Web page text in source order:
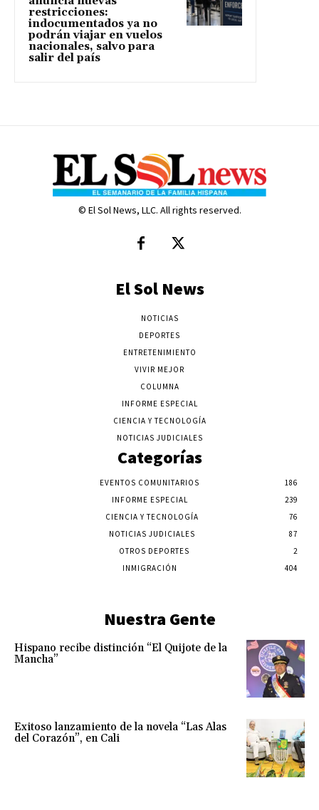
restricciones:
indocumentados ya no
podrán viajar en vuelos
nacionales, salvo para
salir del país
© El Sol News, LLC. All rights reserved.
El Sol News
NOTICIAS
DEPORTES
ENTRETENIMIENTO
VIVIR MEJOR
COLUMNA
INFORME ESPECIAL
CIENCIA Y TECNOLOGÍA
NOTICIAS JUDICIALES
Categorías
EVENTOS COMUNITARIOS
186
INFORME ESPECIAL
239
CIENCIA Y TECNOLOGÍA
76
NOTICIAS JUDICIALES
87
OTROS DEPORTES
2
INMIGRACIÓN
404
Nuestra Gente
Hispano recibe distinción “El Quijote de la
Mancha”
Exitoso lanzamiento de la novela “Las Alas
del Corazón”, en Cali